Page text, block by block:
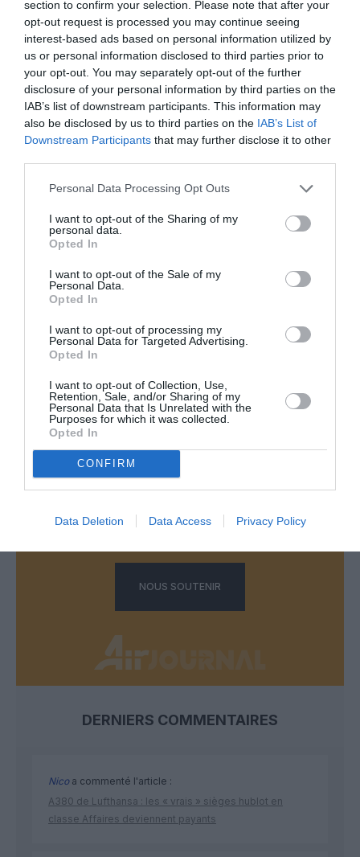
section to confirm your selection. Please note that after your
opt-out request is processed you may continue seeing
interest-based ads based on personal information utilized by
us or personal information disclosed to third parties prior to
your opt-out. You may separately opt-out of the further
disclosure of your personal information by third parties on the
IAB’s list of downstream participants. This information may
also be disclosed by us to third parties on the IAB’s List of
Downstream Participants that may further disclose it to other
Personal Data Processing Opt Outs
I want to opt-out of the Sharing of my
personal data.
Opted In
I want to opt-out of the Sale of my
Personal Data.
Opted In
I want to opt-out of processing my
Personal Data for Targeted Advertising.
Opted In
I want to opt-out of Collection, Use,
Retention, Sale, and/or Sharing of my
Personal Data that Is Unrelated with the
Purposes for which it was collected.
Opted In
CONFIRM
Data Deletion Data Access Privacy Policy
Vous avez apprécié l’article ?
Soutenez-nous, faites un don !
NOUS SOUTENIR
PARTAGER L'ARTICLE
Aucun commentaire !
Appel aux lecteurs !
développement !
NOUS SOUTENIR
DERNIERS COMMENTAIRES
Nicoa commenté l'article :
A380 de Lufthansa : les « vrais » sièges hublot en
classe Affaires deviennent payants